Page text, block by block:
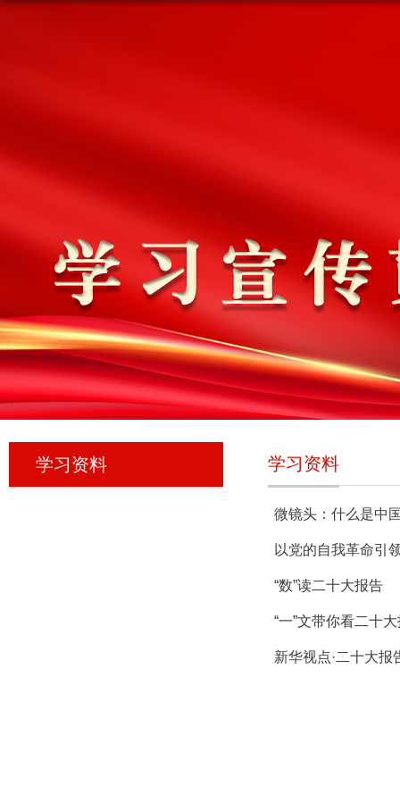
学习资料 学习资料
微镜头：什么是中
以党的自我革命引
“数”读二十大报告
​​“一”文带你看二十
新华视点·二十大